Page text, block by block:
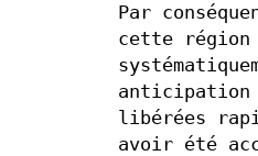
Par
cette région
anticipation
libérées
avoir été